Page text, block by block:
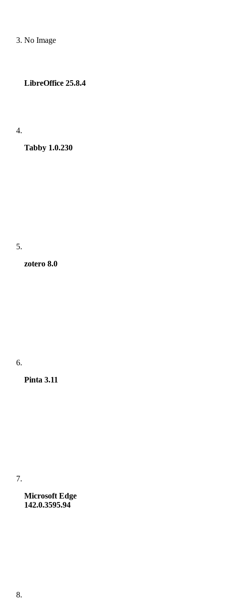
No Image
LibreOffice 25.8.4
Tabby 1.0.230
zotero 8.0
Pinta 3.11
Microsoft Edge
142.0.3595.94